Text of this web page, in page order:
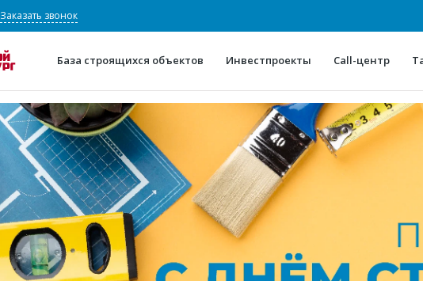
Заказать звонок
База строящихся объектов Инвестпроекты Call-центр
О проекте
Конкурентные
Горячие